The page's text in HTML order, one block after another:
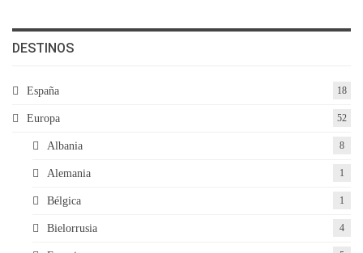
DESTINOS
España 18
Europa 52
Albania 8
Alemania 1
Bélgica 1
Bielorrusia 4